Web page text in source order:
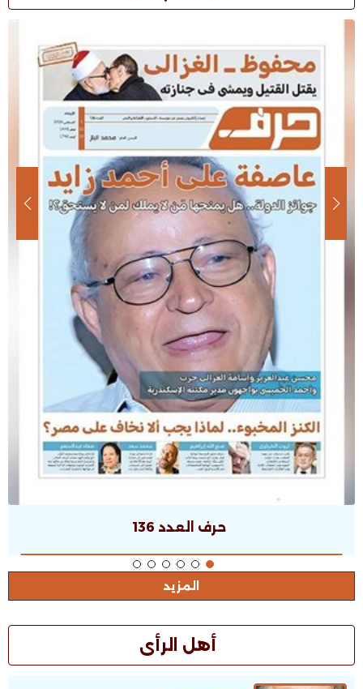
حرف العدد 136
المزيد
أهل الرأى